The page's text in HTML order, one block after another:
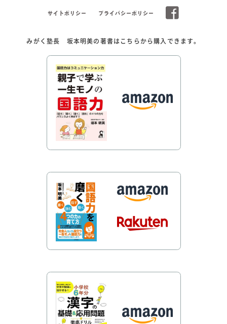
サイトポリシー プライバシーポリシー
みがく塾長 坂本明美の著書はこちらから購入できます。